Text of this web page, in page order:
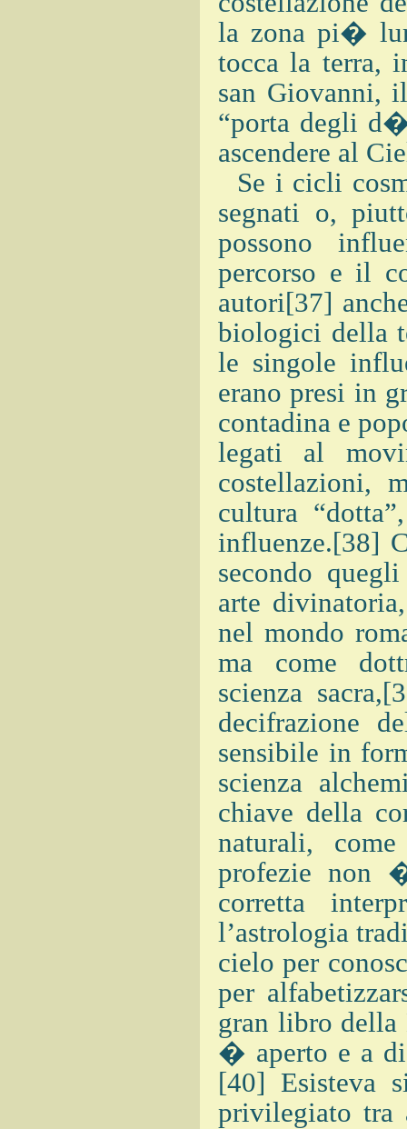
la zona pi�
tocca la terra,
san Giovanni,
“porta degli
ascendere al
Se i cicli
segnati o,
possono
percorso e il
autori[37]
biologici della
le singole
erano presi in
contadina e
legati al
costellazioni,
cultura
influenze.[38]
secondo
arte
nel mondo
ma come
scienza
decifrazione
sensibile in
scienza
chiave della
naturali,
profezie non
corretta
l’astrologia
cielo per
per
gran libro
� aperto e a
[40] Esisteva
privilegiato tra